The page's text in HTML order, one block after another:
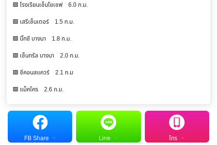
🟪 โรงเรียนเซ็นโยเซฟ 6.0 ก.ม.
🟪 เสรีเซ็นเตอร์ 1.5 ก.ม.
🟪 บิ๊กซี บางนา 1.8 ก.ม.
🟪 เซ็นทรัล บางนา 2.0 ก.ม.
🟪 ซีคอนสแควร์ 2.1 ก.ม
🟪 แม็คโคร 2.6 ก.ม.
FB Share Line
โทร